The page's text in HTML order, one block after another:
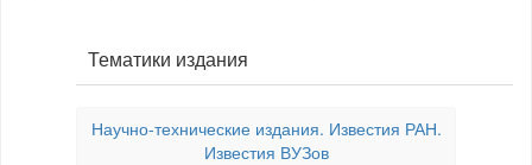
Тематики издания
Научно-технические издания. Известия РАН.
Известия ВУЗов